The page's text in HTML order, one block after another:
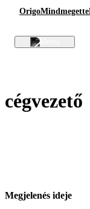
OrigoMindmegette
cégvezető
Megjelenés ideje